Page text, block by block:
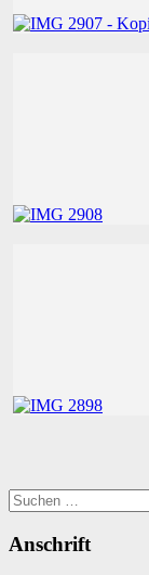
Suchen
nach:
Anschrift